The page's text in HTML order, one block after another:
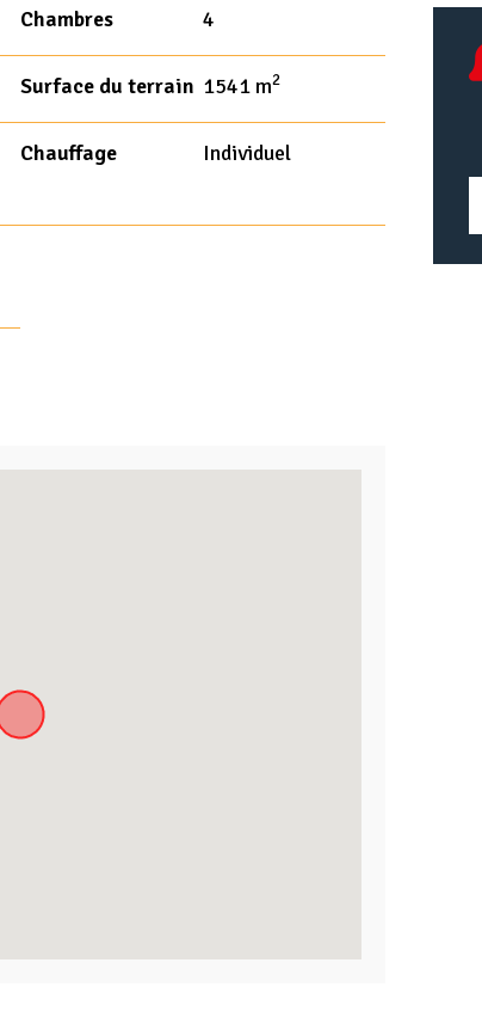
Chambres 4
Surface du terrain 1541 m2
Chauffage Individuel